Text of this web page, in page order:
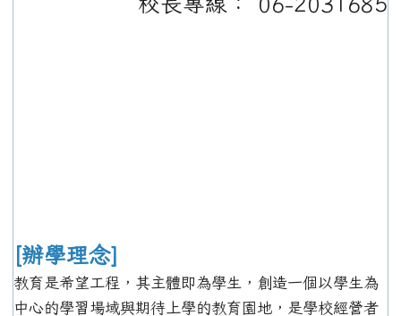
[辦學理念]
教育是希望工程，其主體即為學生，創造一個以學生為
中心的學習場域與期待上學的教育園地，是學校經營者